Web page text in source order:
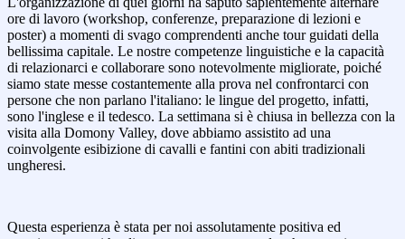
ore di lavoro (workshop, conferenze, preparazione di lezioni e
poster) a momenti di svago comprendenti anche tour guidati della
bellissima capitale. Le nostre competenze linguistiche e la capacità
di relazionarci e collaborare sono notevolmente migliorate, poiché
siamo state messe costantemente alla prova nel confrontarci con
persone che non parlano l'italiano: le lingue del progetto, infatti,
sono l'inglese e il tedesco. La settimana si è chiusa in bellezza con la
visita alla Domony Valley, dove abbiamo assistito ad una
coinvolgente esibizione di cavalli e fantini con abiti tradizionali
ungheresi.
Questa esperienza è stata per noi assolutamente positiva ed